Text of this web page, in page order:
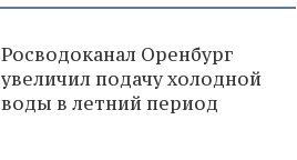
Росводоканал Оренбург
увеличил подачу холодной
воды в летний период